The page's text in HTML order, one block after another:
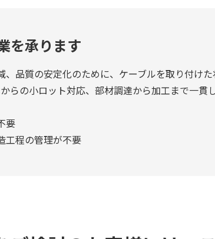
を承ります
、品質の安定化のために、ケーブルを取り付け
らの小ロット対応、部材調達から加工まで一貫
要
工程の管理が不要